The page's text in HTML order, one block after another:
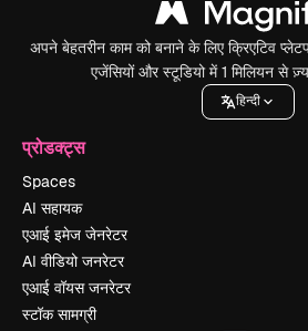
अपने बेहतरीन काम को बनाने के लिए क्रिएटिव
एजेंसियों और स्टूडियो में 1 मिलियन से
हिन्दी
प्रोडक्ट्स
Spaces
AI सहायक
एआई इमेज जेनरेटर
AI वीडियो जनरेटर
एआई वॉयस जनरेटर
स्टॉक सामग्री